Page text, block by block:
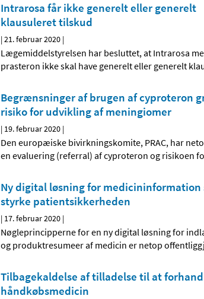
Intrarosa får ikke generelt eller generelt
klausuleret tilskud
|21. februar 2020 |
Lægemiddelstyrelsen har besluttet, at Intrarosa
prasteron ikke skal have generelt eller generelt
Begrænsninger af brugen af cyproteron
risiko for udvikling af meningiomer
| 19. februar 2020 |
Den europæiske bivirkningskomite, PRAC, har
en evaluering (referral) af cyproteron og risikoen
Ny digital løsning for medicininformation
styrke patientsikkerheden
| 17. februar 2020 |
Nøgleprincipperne for en ny digital løsning for
og produktresumeer af medicin er netop
Tilbagekaldelse af tilladelse til at
håndkøbsmedicin